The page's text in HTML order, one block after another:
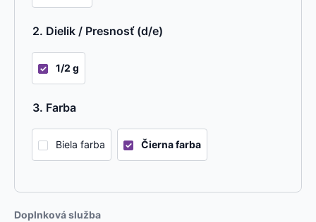
Dielik / Presnosť (d/e)
1/2 g
Farba
Biela farba Čierna farba
Doplnková služba